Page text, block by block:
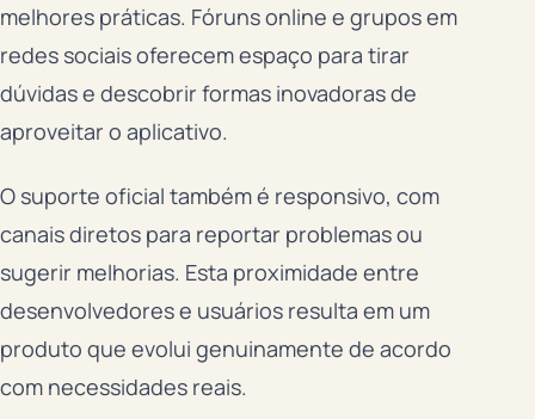
melhores práticas. Fóruns online e grupos em
redes sociais oferecem espaço para tirar
dúvidas e descobrir formas inovadoras de
aproveitar o aplicativo.
O suporte oficial também é responsivo, com
canais diretos para reportar problemas ou
sugerir melhorias. Esta proximidade entre
desenvolvedores e usuários resulta em um
produto que evolui genuinamente de acordo
com necessidades reais.